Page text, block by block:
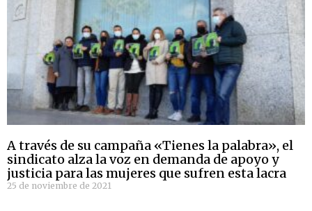
A través de su campaña «Tienes la palabra», el
sindicato alza la voz en demanda de apoyo y
justicia para las mujeres que sufren esta lacra
25 de noviembre de 2021